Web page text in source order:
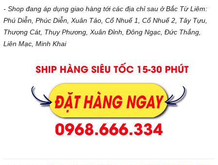
- Shop đang áp dụng giao hàng tới các địa chỉ sau ở Bắc Từ Liêm:
Phú Diễn, Phúc Diễn, Xuân Tảo, Cổ Nhuế 1, Cổ Nhuế 2, Tây Tựu,
Thượng Cát, Thụy Phương, Xuân Đỉnh, Đông Ngạc, Đức Thắng,
Liên Mạc, Minh Khai